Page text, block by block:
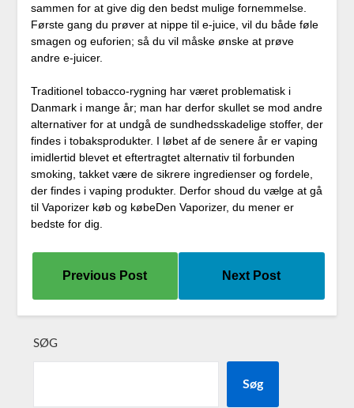
sammen for at give dig den bedst mulige fornemmelse.
Første gang du prøver at nippe til e-juice, vil du både føle
smagen og euforien; så du vil måske ønske at prøve
andre e-juicer.
Traditionel tobacco-rygning har været problematisk i
Danmark i mange år; man har derfor skullet se mod andre
alternativer for at undgå de sundhedsskadelige stoffer, der
findes i tobaksprodukter. I løbet af de senere år er vaping
imidlertid blevet et eftertragtet alternativ til forbunden
smoking, takket være de sikrere ingredienser og fordele,
der findes i vaping produkter. Derfor shoud du vælge at gå
til Vaporizer køb og købeDen Vaporizer, du mener er
bedste for dig.
Previous Post Next Post
SØG
Søg